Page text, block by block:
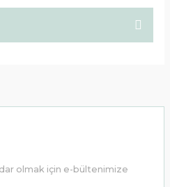
görüntülenemiyor.
olmak için e-bültenimize